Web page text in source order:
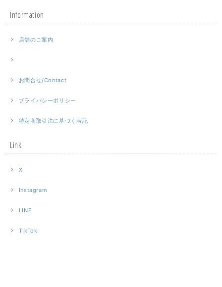
Information
店舗のご案内
お問合せ/Contact
プライバシーポリシー
特定商取引法に基づく表記
Link
X
Instagram
LINE
TikTok